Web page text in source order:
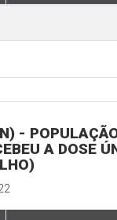
-
A DOSE